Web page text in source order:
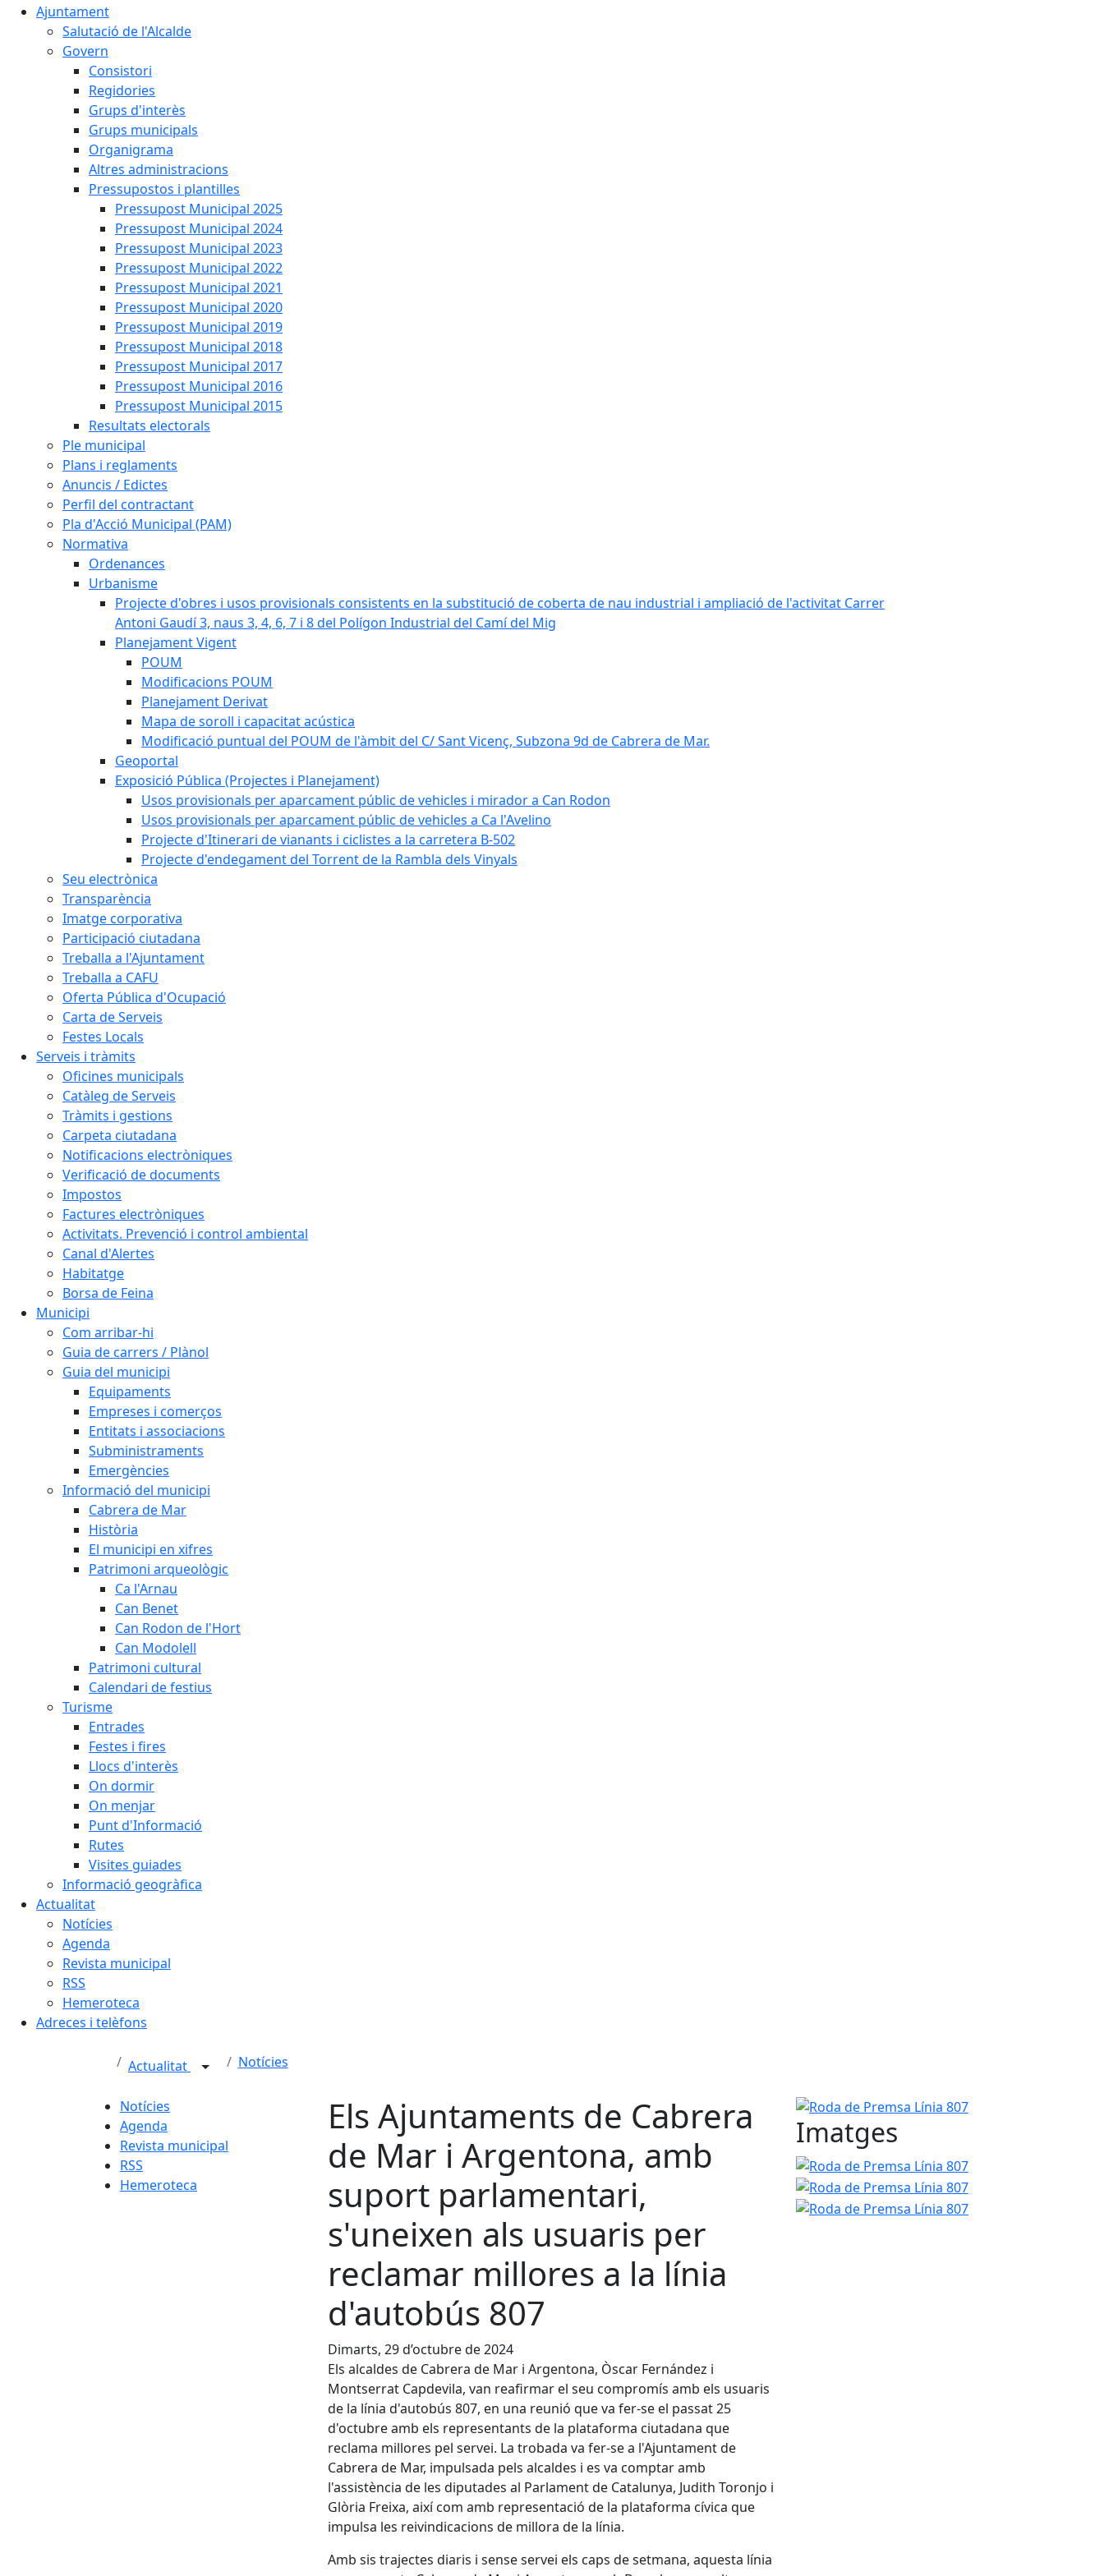
Ajuntament
Salutació de l'Alcalde
Govern
Consistori
Regidories
Grups d'interès
Grups municipals
Organigrama
Altres administracions
Pressupostos i plantilles
Pressupost Municipal 2025
Pressupost Municipal 2024
Pressupost Municipal 2023
Pressupost Municipal 2022
Pressupost Municipal 2021
Pressupost Municipal 2020
Pressupost Municipal 2019
Pressupost Municipal 2018
Pressupost Municipal 2017
Pressupost Municipal 2016
Pressupost Municipal 2015
Resultats electorals
Ple municipal
Plans i reglaments
Anuncis / Edictes
Perfil del contractant
Pla d'Acció Municipal (PAM)
Normativa
Ordenances
Urbanisme
Projecte d'obres i usos provisionals consistents en la substitució de coberta de nau industrial i ampliació de l'activitat Carrer
Antoni Gaudí 3, naus 3, 4, 6, 7 i 8 del Polígon Industrial del Camí del Mig
Planejament Vigent
POUM
Modificacions POUM
Planejament Derivat
Mapa de soroll i capacitat acústica
Modificació puntual del POUM de l'àmbit del C/ Sant Vicenç, Subzona 9d de Cabrera de Mar.
Geoportal
Exposició Pública (Projectes i Planejament)
Usos provisionals per aparcament públic de vehicles i mirador a Can Rodon
Usos provisionals per aparcament públic de vehicles a Ca l'Avelino
Projecte d'Itinerari de vianants i ciclistes a la carretera B-502
Projecte d'endegament del Torrent de la Rambla dels Vinyals
Seu electrònica
Transparència
Imatge corporativa
Participació ciutadana
Treballa a l'Ajuntament
Treballa a CAFU
Oferta Pública d'Ocupació
Carta de Serveis
Festes Locals
Serveis i tràmits
Oficines municipals
Catàleg de Serveis
Tràmits i gestions
Carpeta ciutadana
Notificacions electròniques
Verificació de documents
Impostos
Factures electròniques
Activitats. Prevenció i control ambiental
Canal d'Alertes
Habitatge
Borsa de Feina
Municipi
Com arribar-hi
Guia de carrers / Plànol
Guia del municipi
Equipaments
Empreses i comerços
Entitats i associacions
Subministraments
Emergències
Informació del municipi
Cabrera de Mar
Història
El municipi en xifres
Patrimoni arqueològic
Ca l'Arnau
Can Benet
Can Rodon de l'Hort
Can Modolell
Patrimoni cultural
Calendari de festius
Turisme
Entrades
Festes i fires
Llocs d'interès
On dormir
On menjar
Punt d'Informació
Rutes
Visites guiades
Informació geogràfica
Actualitat
Notícies
Agenda
Revista municipal
RSS
Hemeroteca
Adreces i telèfons
Actualitat Notícies
Notícies
Agenda
Revista municipal
RSS
Hemeroteca
Els Ajuntaments de Cabrera
de Mar i Argentona, amb
suport parlamentari,
s'uneixen als usuaris per
reclamar millores a la línia
d'autobús 807
Dimarts, 29 d’octubre de 2024
Els alcaldes de Cabrera de Mar i Argentona, Òscar Fernández i
Montserrat Capdevila, van reafirmar el seu compromís amb els usuaris
de la línia d'autobús 807, en una reunió que va fer-se el passat 25
d'octubre amb els representants de la plataforma ciutadana que
reclama millores pel servei. La trobada va fer-se a l'Ajuntament de
Cabrera de Mar, impulsada pels alcaldes i es va comptar amb
l'assistència de les diputades al Parlament de Catalunya, Judith Toronjo i
Glòria Freixa, així com amb representació de la plataforma cívica que
impulsa les reivindicacions de millora de la línia.
Amb sis trajectes diaris i sense servei els caps de setmana, aquesta línia
Roda de Premsa Línia 807
Imatges
Roda de Premsa Línia 807
Roda de Premsa
Roda de Premsa